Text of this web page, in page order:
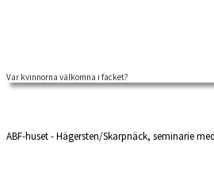
Var kvinnorna välkomna i facket?
ABF-huset - Hägersten/Skarpnäck, seminarie